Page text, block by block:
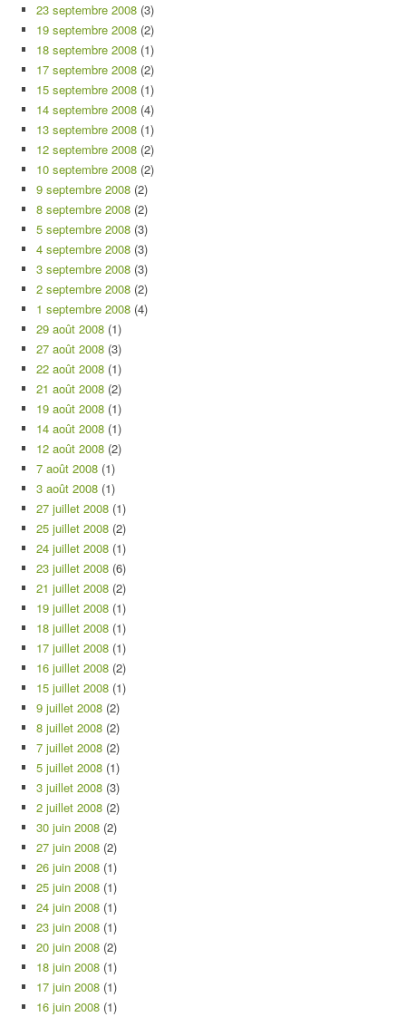
23 septembre 2008 (3)
19 septembre 2008 (2)
18 septembre 2008 (1)
17 septembre 2008 (2)
15 septembre 2008 (1)
14 septembre 2008 (4)
13 septembre 2008 (1)
12 septembre 2008 (2)
10 septembre 2008 (2)
9 septembre 2008 (2)
8 septembre 2008 (2)
5 septembre 2008 (3)
4 septembre 2008 (3)
3 septembre 2008 (3)
2 septembre 2008 (2)
1 septembre 2008 (4)
29 août 2008 (1)
27 août 2008 (3)
22 août 2008 (1)
21 août 2008 (2)
19 août 2008 (1)
14 août 2008 (1)
12 août 2008 (2)
7 août 2008 (1)
3 août 2008 (1)
27 juillet 2008 (1)
25 juillet 2008 (2)
24 juillet 2008 (1)
23 juillet 2008 (6)
21 juillet 2008 (2)
19 juillet 2008 (1)
18 juillet 2008 (1)
17 juillet 2008 (1)
16 juillet 2008 (2)
15 juillet 2008 (1)
9 juillet 2008 (2)
8 juillet 2008 (2)
7 juillet 2008 (2)
5 juillet 2008 (1)
3 juillet 2008 (3)
2 juillet 2008 (2)
30 juin 2008 (2)
27 juin 2008 (2)
26 juin 2008 (1)
25 juin 2008 (1)
24 juin 2008 (1)
23 juin 2008 (1)
20 juin 2008 (2)
18 juin 2008 (1)
17 juin 2008 (1)
16 juin 2008 (1)